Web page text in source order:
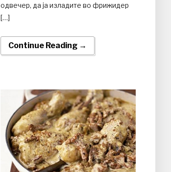
одвечер, да ја изладите во фрижидер
[…]
Continue Reading →